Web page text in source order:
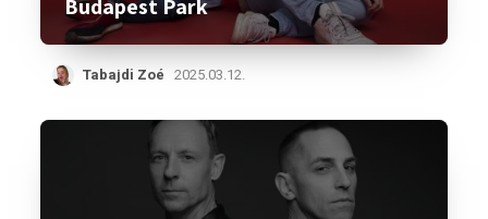
Budapest Park
Tabajdi Zoé 2025.03.12.